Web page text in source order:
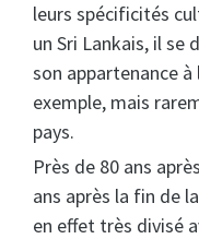
leurs spécificités
un Sri Lankais, il
son appartenance à
exemple, mais
pays.
Près de 80 ans
ans après la fin de
en effet très divisé